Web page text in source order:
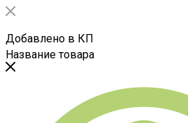
Добавлено в КП
Название товара